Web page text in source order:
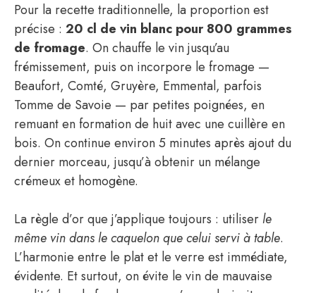
Pour la recette traditionnelle, la proportion est
précise : 20 cl de vin blanc pour 800 grammes
de fromage. On chauffe le vin jusqu’au
frémissement, puis on incorpore le fromage —
Beaufort, Comté, Gruyère, Emmental, parfois
Tomme de Savoie — par petites poignées, en
remuant en formation de huit avec une cuillère en
bois. On continue environ 5 minutes après ajout du
dernier morceau, jusqu’à obtenir un mélange
crémeux et homogène.
La règle d’or que j’applique toujours : utiliser le
même vin dans le caquelon que celui servi à table.
L’harmonie entre le plat et le verre est immédiate,
évidente. Et surtout, on évite le vin de mauvaise